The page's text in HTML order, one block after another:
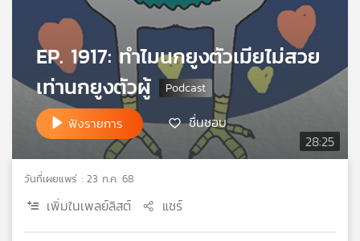
เกี่ยว
เรา
ข่าย
วิทยุ
ไทย
28:25
EP. 1917: ทำไมนกยูงตัวเมียไม่สวย
เท่านกยูงตัวผู้
ฟังรายการ ชื่นชอบ
วันที่เผยแพร่ : 23 ก.ค. 68
เพิ่มในเพลย์ลิสต์ แชร์